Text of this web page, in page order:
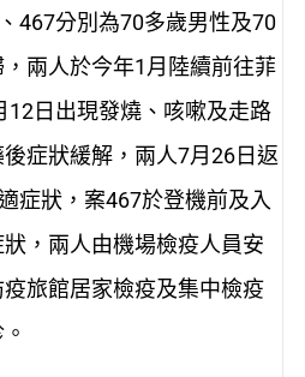
467分別為70多歲男性及70
兩人於今年1月陸續前往菲
12日出現發燒、咳嗽及走路
症狀緩解，兩人7月26日返
症狀，案467於登機前及入
，兩人由機場檢疫人員安
旅館居家檢疫及集中檢疫